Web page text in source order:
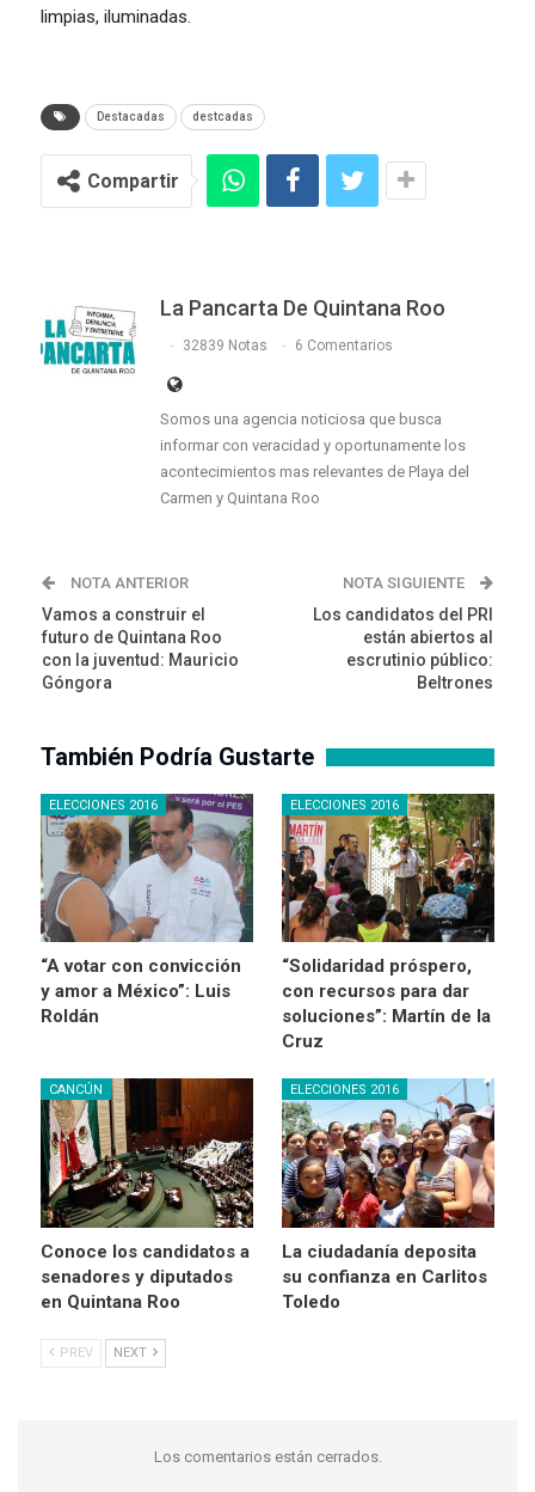
limpias, iluminadas.
Destacadas destcadas
Compartir
La Pancarta De Quintana Roo
32839 Notas 6 Comentarios
Somos una agencia noticiosa que busca
informar con veracidad y oportunamente los
acontecimientos mas relevantes de Playa del
Carmen y Quintana Roo
NOTA ANTERIOR
Vamos a construir el
futuro de Quintana Roo
con la juventud: Mauricio
Góngora
NOTA SIGUIENTE
Los candidatos del PRI
están abiertos al
escrutinio público:
Beltrones
También Podría Gustarte
ELECCIONES 2016
“A votar con convicción
y amor a México”: Luis
Roldán
ELECCIONES 2016
“Solidaridad próspero,
con recursos para dar
soluciones”: Martín de la
Cruz
CANCÚN
Conoce los candidatos a
senadores y diputados
en Quintana Roo
ELECCIONES 2016
La ciudadanía deposita
su confianza en Carlitos
Toledo
PREV NEXT
Los comentarios están cerrados.